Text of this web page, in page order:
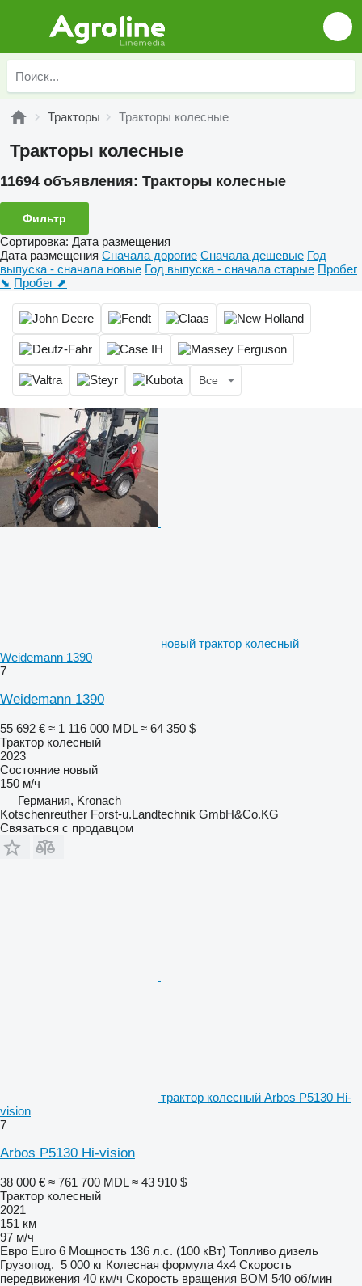
Тракторы Тракторы колесные
Тракторы колесные
11694 объявления: Тракторы колесные
Фильтр
Сортировка: Дата размещения
Дата размещения Сначала дорогие Сначала дешевые Год
выпуска - сначала новые Год выпуска - сначала старые Пробег
⬊ Пробег ⬈
Все
новый трактор колесный
Weidemann 1390
7
Weidemann 1390
55 692 € ≈ 1 116 000 MDL ≈ 64 350 $
Трактор колесный
2023
Состояние новый
150 м/ч
Германия, Kronach
Kotschenreuther Forst-u.Landtechnik GmbH&Co.KG
Связаться с продавцом
трактор колесный Arbos P5130 Hi-
vision
7
Arbos P5130 Hi-vision
38 000 € ≈ 761 700 MDL ≈ 43 910 $
Трактор колесный
2021
151 км
97 м/ч
Евро Euro 6 Мощность 136 л.с. (100 кВт) Топливо дизель
Грузопод. 5 000 кг Колесная формула 4x4 Скорость
передвижения 40 км/ч Скорость вращения ВОМ 540 об/мин